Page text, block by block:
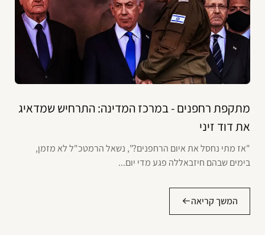
מתקפת רחפנים - במרכז המדינה: התרחיש שמדאיג
את דוד זיני
"אז מתי נחסל את איום הרחפנים?", נשאל הרמטכ"ל לא מזמן,
בימים שבהם חיזבאללה פגע מדי יום...
המשך קריאה